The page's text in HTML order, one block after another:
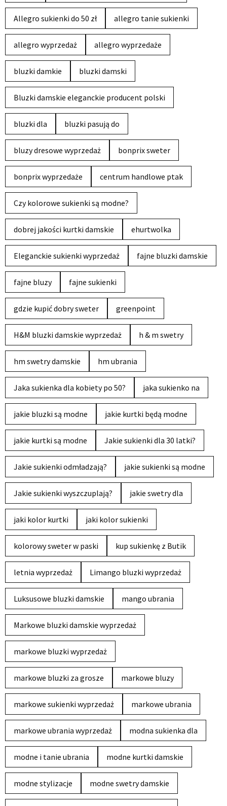
Allegro sukienki do 50 zł allegro tanie sukienki
allegro wyprzedaż allegro wyprzedaże
bluzki damkie bluzki damski
Bluzki damskie eleganckie producent polski
bluzki dla bluzki pasują do
bluzy dresowe wyprzedaż bonprix sweter
bonprix wyprzedaże centrum handlowe ptak
Czy kolorowe sukienki są modne?
dobrej jakości kurtki damskie ehurtwolka
Eleganckie sukienki wyprzedaż fajne bluzki damskie
fajne bluzy fajne sukienki
gdzie kupić dobry sweter greenpoint
H&M bluzki damskie wyprzedaż h & m swetry
hm swetry damskie hm ubrania
Jaka sukienka dla kobiety po 50? jaka sukienko na
jakie bluzki są modne jakie kurtki będą modne
jakie kurtki są modne Jakie sukienki dla 30 latki?
Jakie sukienki odmładzają? jakie sukienki są modne
Jakie sukienki wyszczuplają? jakie swetry dla
jaki kolor kurtki jaki kolor sukienki
kolorowy sweter w paski kup sukienkę z Butik
letnia wyprzedaż Limango bluzki wyprzedaż
Luksusowe bluzki damskie mango ubrania
Markowe bluzki damskie wyprzedaż
markowe bluzki wyprzedaż
markowe bluzki za grosze markowe bluzy
markowe sukienki wyprzedaż markowe ubrania
markowe ubrania wyprzedaż modna sukienka dla
modne i tanie ubrania modne kurtki damskie
modne stylizacje modne swetry damskie